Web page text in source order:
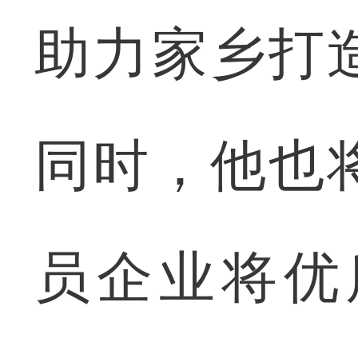
助力家乡打
同时，他也
员企业将